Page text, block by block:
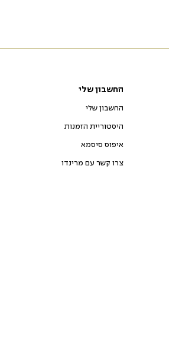
החשבון שלי
החשבון שלי
היסטוריית הזמנות
איפוס סיסמא
צרו קשר עם מרינדו